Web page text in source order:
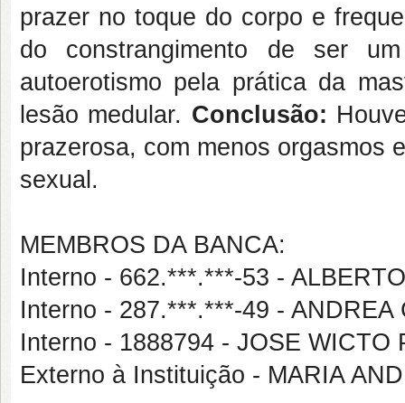
prazer no toque do corpo e
do constrangimento de ser
autoerotismo pela prática da
lesão medular. Conclusão:
prazerosa, com menos orgasmos
sexual.
MEMBROS DA BANCA:
Interno - 662.***.***-53 -
Interno - 287.***.***-49 -
Interno - 1888794 - JOSE WICTO
Externo à Instituição - MARIA